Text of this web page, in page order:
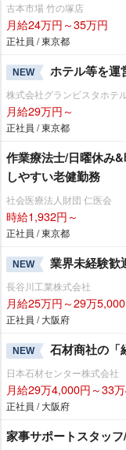
古本市場 竹の塚店
月給24万円～35万円
正社員 / 東京都
NEW ホテル等を運
株式会社グランビスタホテ
月給29万円～
正社員 / 東京都
作業療法士/日曜休み
しやすい老健勤務
社会医療法人財団 仁医会
時給1,932円～
正社員 / 東京都
NEW 業界未経験歓
長谷川工業株式会社
月給25万円～29万
正社員 / 大阪府
NEW 石材商社の「
日本石材センター株式会社
月給29万4,000円～33
正社員 / 大阪府
家事サポートスタッ